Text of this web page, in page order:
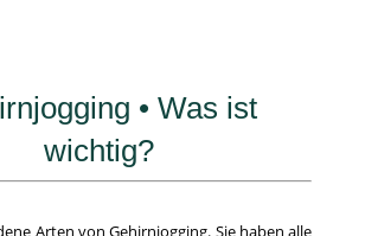
• Was ist
wichtig?
Arten von Gehirnjogging. Sie haben alle